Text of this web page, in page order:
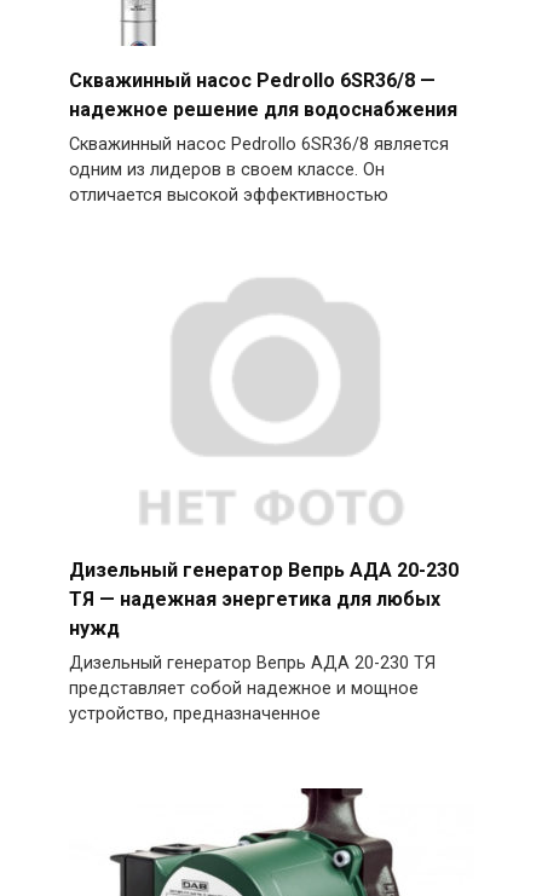
Скважинный насос Pedrollo 6SR36/8 —
надежное решение для водоснабжения
Скважинный насос Pedrollo 6SR36/8 является
одним из лидеров в своем классе. Он
отличается высокой эффективностью
Дизельный генератор Вепрь АДА 20-230
ТЯ — надежная энергетика для любых
нужд
Дизельный генератор Вепрь АДА 20-230 ТЯ
представляет собой надежное и мощное
устройство, предназначенное